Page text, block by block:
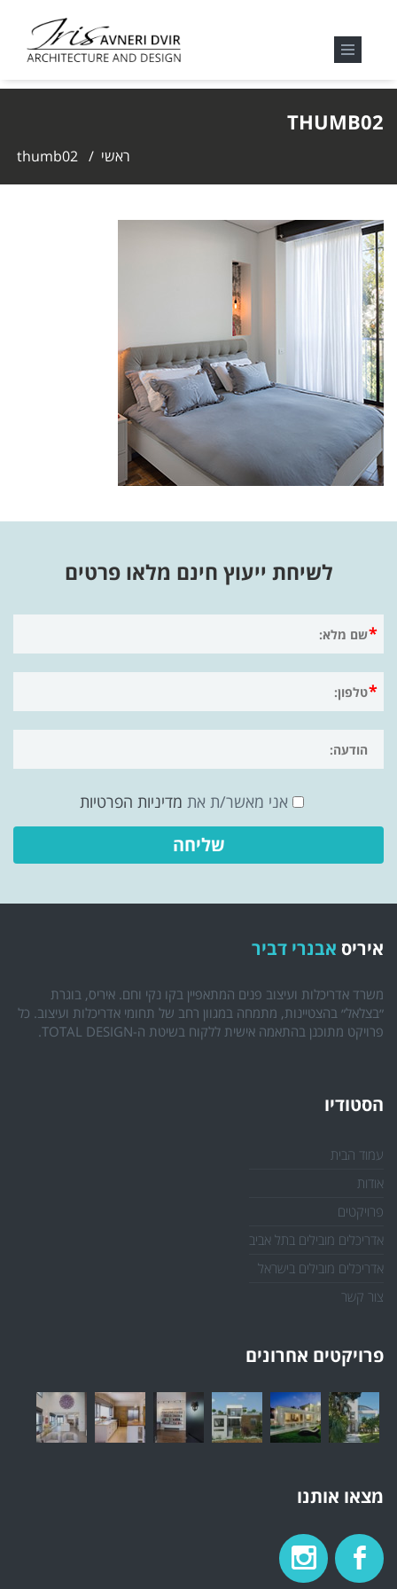
THUMB02
ראשי /
thumb02
לשיחת ייעוץ חינם מלאו פרטים
אני מאשר/ת את מדיניות הפרטיות
איריס אבנרי דביר
משרד אדריכלות ועיצוב פנים המתאפיין בקו נקי וחם. איריס, בוגרת
״בצלאל״ בהצטיינות, מתמחה במגוון רחב של תחומי אדריכלות ועיצוב. כל
פרויקט מתוכנן בהתאמה אישית ללקוח בשיטת ה-TOTAL DESIGN.
הסטודיו
עמוד הבית
אודות
פרויקטים
אדריכלים מובילים בתל אביב
אדריכלים מובילים בישראל
צור קשר
פרויקטים אחרונים
מצאו אותנו